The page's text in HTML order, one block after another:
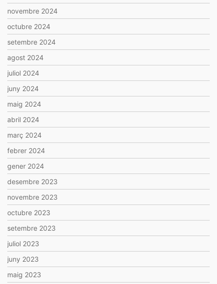
novembre 2024
octubre 2024
setembre 2024
agost 2024
juliol 2024
juny 2024
maig 2024
abril 2024
març 2024
febrer 2024
gener 2024
desembre 2023
novembre 2023
octubre 2023
setembre 2023
juliol 2023
juny 2023
maig 2023